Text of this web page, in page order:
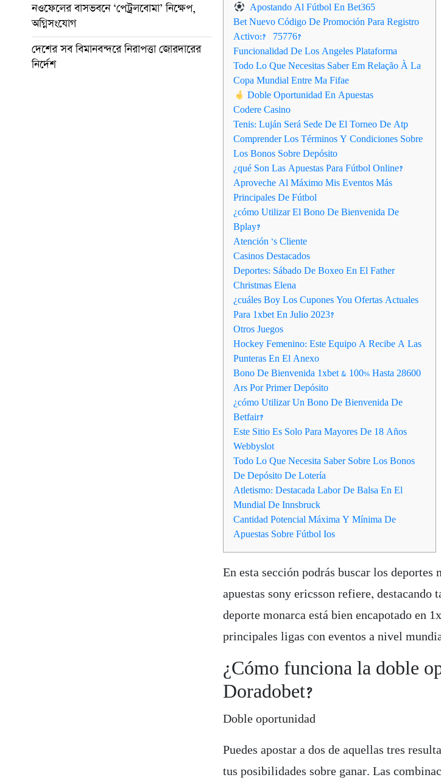
নওফেলের বাসভবনে ‘পেট্রলবোমা’ নিক্ষেপ,
অগ্নিসংযোগ
দেশের সব বিমানবন্দরে নিরাপত্তা জোরদারের
নির্দেশ
Apostando Al Fútbol En Bet365
Bet Nuevo Código De Promoción Para Registro
Activo:? 75776?
Funcionalidad De Los Angeles Plataforma
Todo Lo Que Necesitas Saber Em Relação À La
Copa Mundial Entre Ma Fifae
Doble Oportunidad En Apuestas
Codere Casino
Tenis: Luján Será Sede De El Torneo De Atp
Comprender Los Términos Y Condiciones Sobre
Los Bonos Sobre Depósito
¿qué Son Las Apuestas Para Fútbol Online?
Aproveche Al Máximo Mis Eventos Más
Principales De Fútbol
¿cómo Utilizar El Bono De Bienvenida De
Bplay?
Atención ‘s Cliente
Casinos Destacados
Deportes: Sábado De Boxeo En El Father
Christmas Elena
¿cuáles Boy Los Cupones You Ofertas Actuales
Para 1xbet En Julio 2023?
Otros Juegos
Hockey Femenino: Este Equipo A Recibe A Las
Punteras En El Anexo
Bono De Bienvenida 1xbet & 100% Hasta 28600
Ars Por Primer Depósito
¿cómo Utilizar Un Bono De Bienvenida De
Betfair?
Este Sitio Es Solo Para Mayores De 18 Años
Webbyslot
Todo Lo Que Necesita Saber Sobre Los Bonos
De Depósito De Lotería
Atletismo: Destacada Labor De Balsa En El
Mundial De Innsbruck
Cantidad Potencial Máxima Y Mínima De
Apuestas Sobre Fútbol Ios
En esta sección podrás buscar los deportes
apuestas sony ericsson refiere,
deporte monarca está bien encapotado en
principales ligas con eventos a nivel
¿Cómo funciona la doble
Doradobet?
Doble oportunidad
Puedes apostar a dos de aquellas tres
tus posibilidades sobre ganar. Las